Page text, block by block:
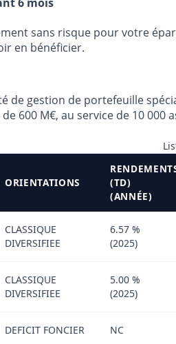
sans risque pour votre
en bénéficier.
de gestion de portefeuille
600 M€, au service de 10 000
ORIENTATIONS
(TD)
(ANNÉE)
CLASSIQUE
DIVERSIFIEE
6.57 %
(2025)
CLASSIQUE
DIVERSIFIEE
5.00 %
(2025)
DEFICIT FONCIER NC